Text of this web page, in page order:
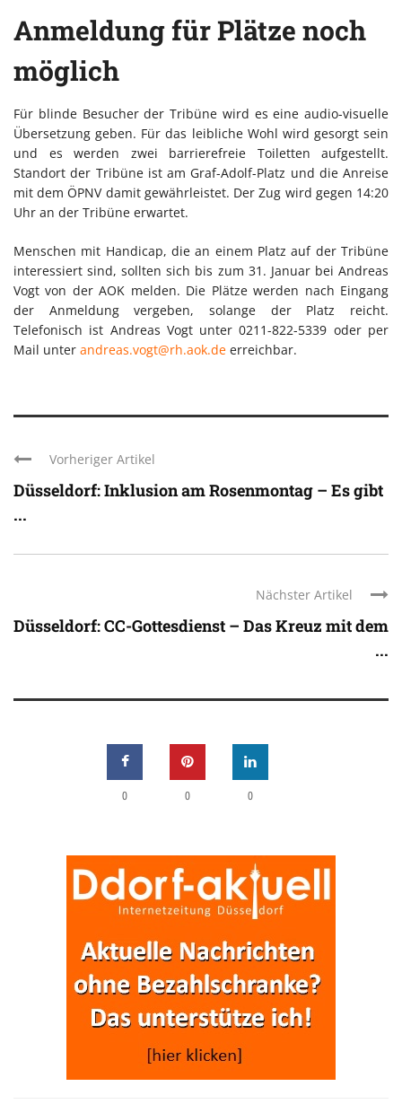
Anmeldung für Plätze noch
möglich
Für blinde Besucher der Tribüne wird es eine audio-visuelle
Übersetzung geben. Für das leibliche Wohl wird gesorgt sein
und es werden zwei barrierefreie Toiletten aufgestellt.
Standort der Tribüne ist am Graf-Adolf-Platz und die Anreise
mit dem ÖPNV damit gewährleistet. Der Zug wird gegen 14:20
Uhr an der Tribüne erwartet.
Menschen mit Handicap, die an einem Platz auf der Tribüne
interessiert sind, sollten sich bis zum 31. Januar bei Andreas
Vogt von der AOK melden. Die Plätze werden nach Eingang
der Anmeldung vergeben, solange der Platz reicht.
Telefonisch ist Andreas Vogt unter 0211-822-5339 oder per
Mail unter andreas.vogt@rh.aok.de erreichbar.
Vorheriger Artikel
Düsseldorf: Inklusion am Rosenmontag – Es gibt
...
Nächster Artikel
Düsseldorf: CC-Gottesdienst – Das Kreuz mit dem
...
0 0 0